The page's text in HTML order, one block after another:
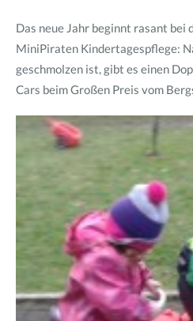
Das neue Jahr beginnt rasant bei
MiniPiraten Kindertagespflege:
geschmolzen ist, gibt es einen
Cars beim Großen Preis vom